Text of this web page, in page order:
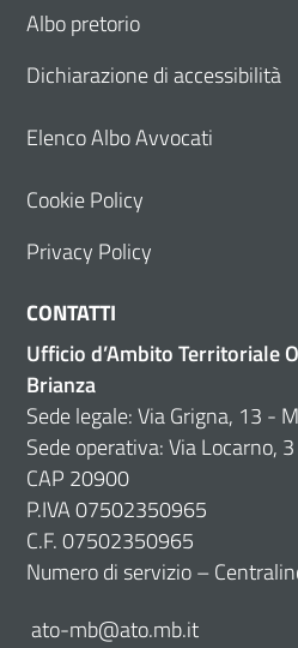
Albo pretorio
Dichiarazione di accessibilità
Elenco Albo Avvocati
Cookie Policy
Privacy Policy
CONTATTI
Ufficio d’Ambito Territoriale
Brianza
Sede legale: Via Grigna, 13 -
Sede operativa: Via Locarno,
CAP 20900
P.IVA 07502350965
C.F. 07502350965
Numero di servizio –
ato-mb@ato.mb.it